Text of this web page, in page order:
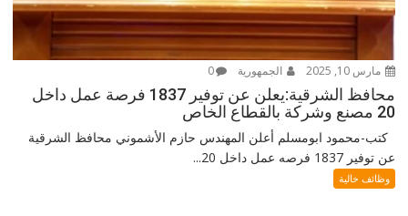
مارس 10, 2025 الجمهورية 0
محافظ الشرقية:يعلن عن توفير 1837 فرصة عمل داخل
20 مصنع وشركة بالقطاع الخاص
كتب-محمود ابومسلم أعلن المهندس حازم الأشموني محافظ الشرقية
عن توفير 1837 فرصه عمل داخل 20...
وظائف خالية